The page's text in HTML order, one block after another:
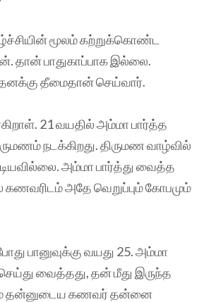
மூலம் கற்றுக்கொண்ட
தான் பாதுகாப்பாக இல்லை.
தீமைதான் செய்வார்.
21 வயதில் அம்மா பார்த்த
நடக்கிறது. திருமண வாழ்வில்
அம்மா பார்த்து வைத்த
அதே வெறுப்பும் கோபமும்
பானுவுக்கு வயது 25. அம்மா
வைத்தது, தன் மீது இருந்த
தன்னுடைய கணவர் தன்னை